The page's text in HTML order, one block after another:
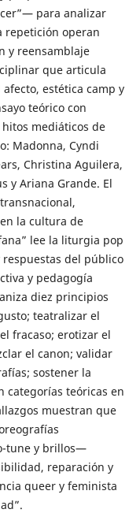
para analizar
repetición operan
y reensamblaje
que articula
estética camp y
teórico con
mediáticos de
Madonna, Cyndi
Christina Aguilera,
y Ariana Grande. El
la cultura de
lee la liturgia pop
del público
y pedagogía
diez principios
teatralizar el
fracaso; erotizar el
el canon; validar
sostener la
teóricas en
muestran que
tune y brillos—
reparación y
queer y feminista